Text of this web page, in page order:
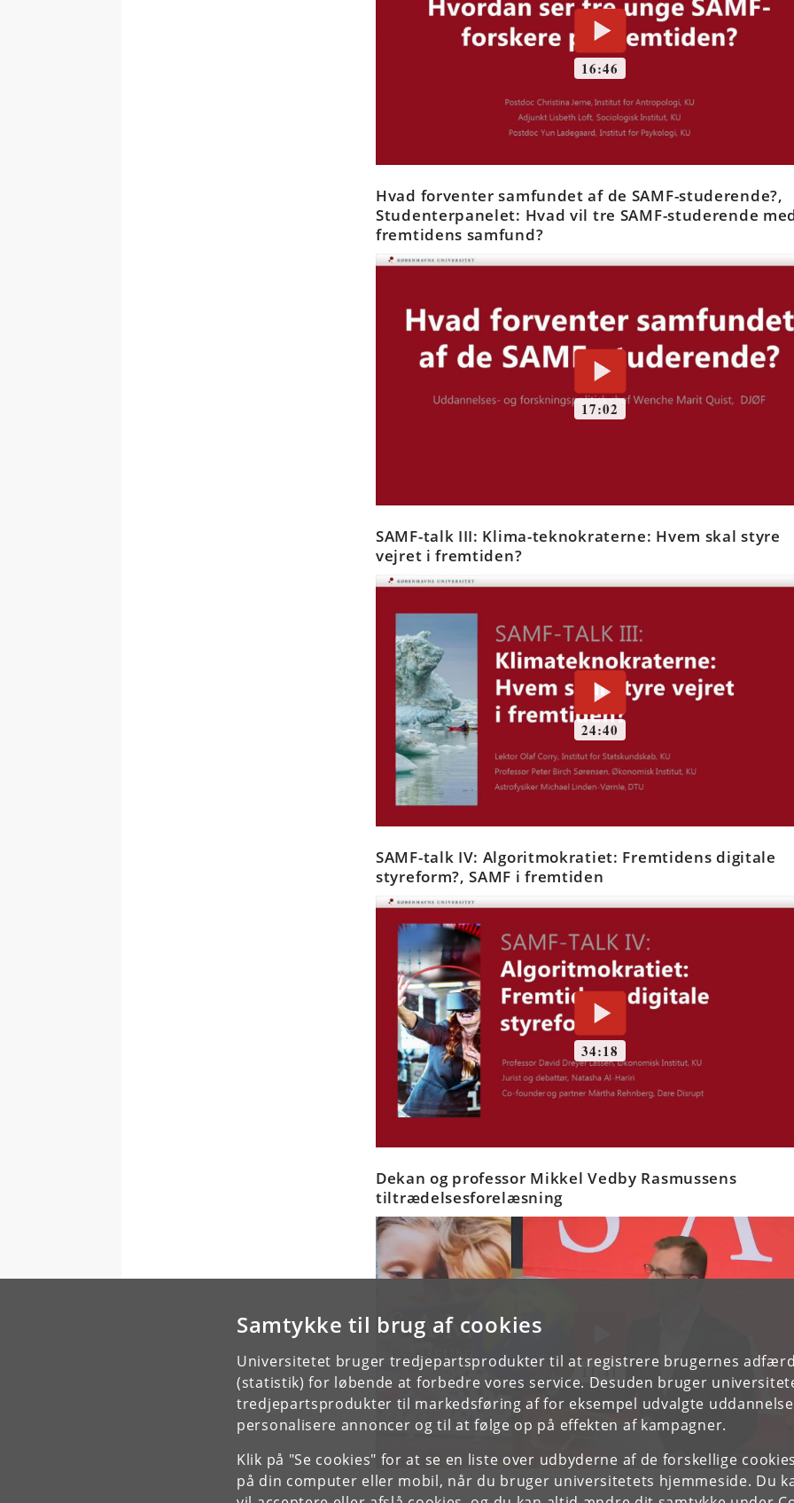
Samtykke til brug af cookies
Universitetet bruger tredjepartsprodukter til at registrere brugernes
(statistik) for løbende at forbedre vores service. Desuden bruger
tredjepartsprodukter til markedsføring af for eksempel udvalgte
personalisere annoncer og til at følge op på effekten af kampagner.
Klik på "Se cookies" for at se en liste over udbyderne af de forskellige
på din computer eller mobil, når du bruger universitetets hjemmeside. Du
Hvad forventer samfundet af de SAMF-studerende?,
Studenterpanelet: Hvad vil tre SAMF-studerende
fremtidens samfund?
SAMF-talk III: Klima-teknokraterne: Hvem skal styre
vejret i fremtiden?
SAMF-talk IV: Algoritmokratiet: Fremtidens digitale
styreform?, SAMF i fremtiden
Dekan og professor Mikkel Vedby Rasmussens
tiltrædelsesforelæsning